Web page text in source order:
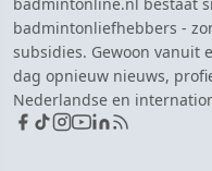
badmintonliefhebbers -
subsidies. Gewoon vanuit
dag opnieuw nieuws,
Nederlandse en